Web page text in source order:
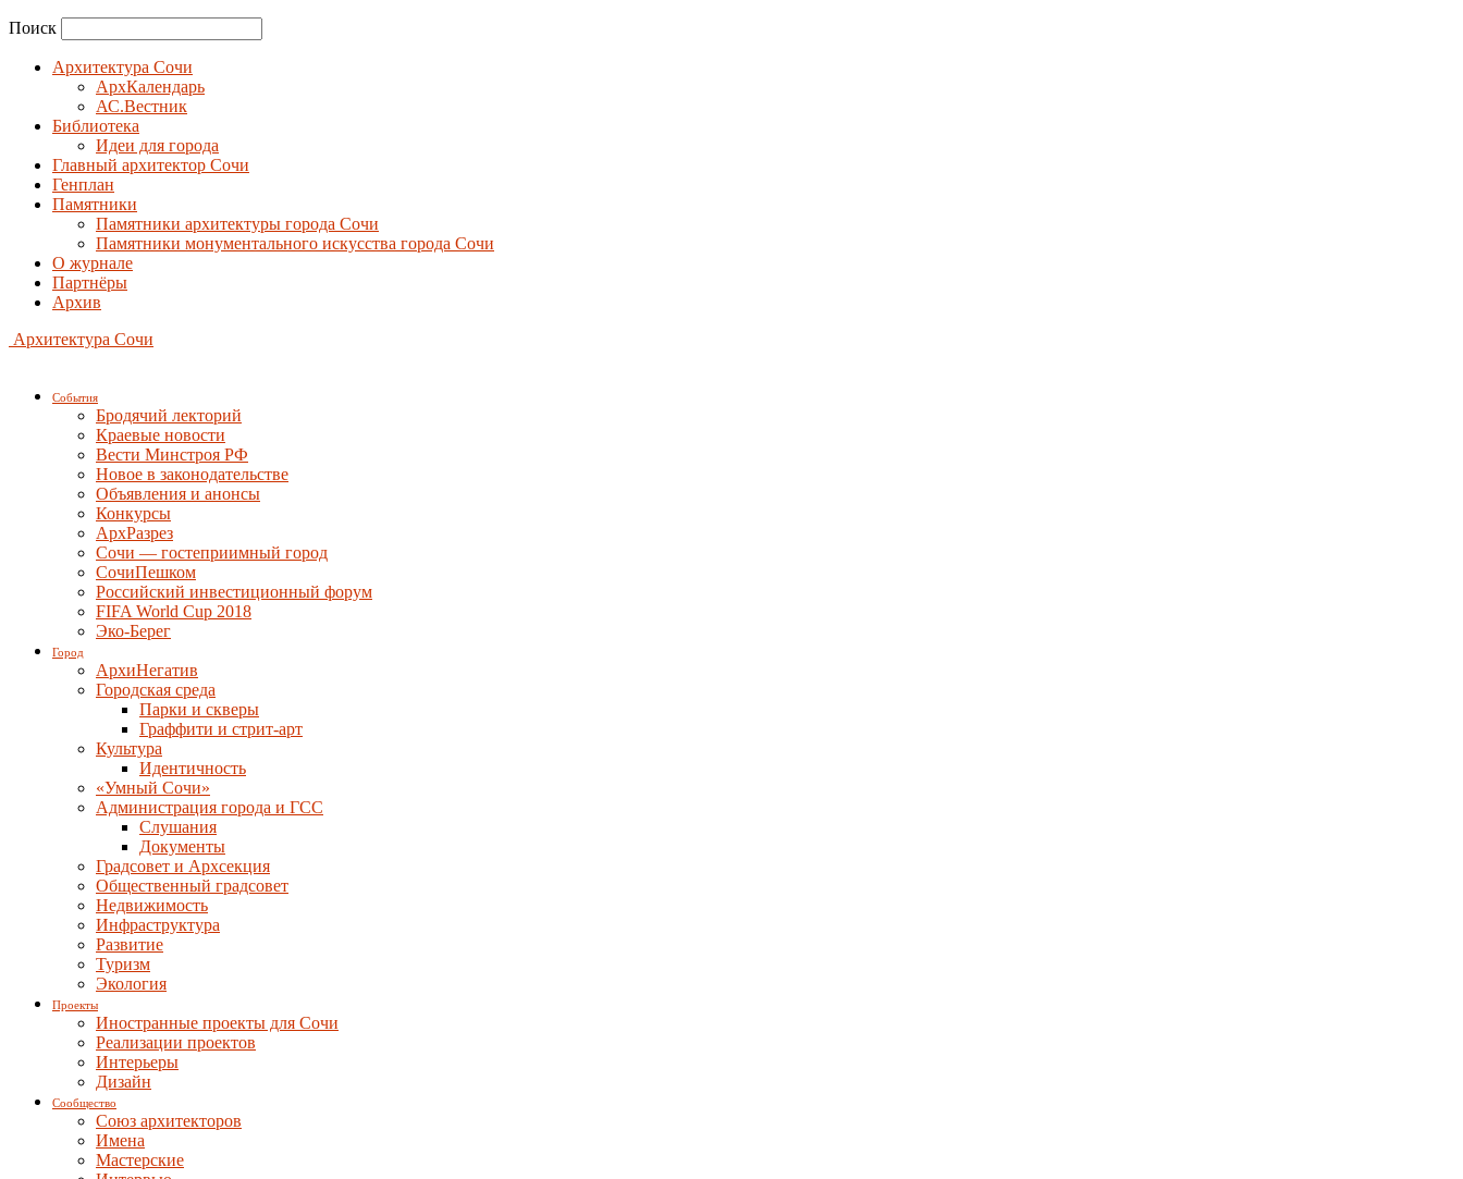
Поиск
Архитектура Сочи
АрхКалендарь
АС.Вестник
Библиотека
Идеи для города
Главный архитектор Сочи
Генплан
Памятники
Памятники архитектуры города Сочи
Памятники монументального искусства города Сочи
О журнале
Партнёры
Архив
Архитектура Сочи
События
Бродячий лекторий
Краевые новости
Вести Минстроя РФ
Новое в законодательстве
Объявления и анонсы
Конкурсы
АрхРазрез
Сочи — гостеприимный город
СочиПешком
Российский инвестиционный форум
FIFA World Cup 2018
Эко-Берег
Город
АрхиНегатив
Городская среда
Парки и скверы
Граффити и стрит-арт
Культура
Идентичность
«Умный Сочи»
Администрация города и ГСС
Слушания
Документы
Градсовет и Архсекция
Общественный градсовет
Недвижимость
Инфраструктура
Развитие
Туризм
Экология
Проекты
Иностранные проекты для Сочи
Реализации проектов
Интерьеры
Дизайн
Сообщество
Союз архитекторов
Имена
Мастерские